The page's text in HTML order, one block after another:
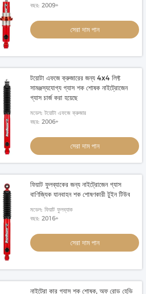
2 ইঞ্চি লিফট কয়েল স্প্রিং রিয়ার
ডাকার পিবি
বছর: 2009+
সেরা দাম পান
টয়োটা এফজে ক্রুজারের জন্য 4x4 লিফ্ট
সামঞ্জস্যযোগ্য গ্যাস শক শোষক নাইট্রোজেন
গ্যাস চার্জ করা হয়েছে
মডেল: টয়োটা এফজে ক্রুজার
বছর: 2006+
সেরা দাম পান
ফিয়াট ফুলব্যাকের জন্য নাইট্রোজেন গ্যাস
বাণিজ্যিক যানবাহন শক শোষণকারী টুইন টিউব
মডেল: ফিয়াট ফুলব্যাক
বছর: 2016+
সেরা দাম পান
নাইট্রো কার গ্যাস শক শোষক, অফ রোড হেভি